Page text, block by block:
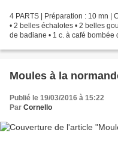
4 PARTS | Préparation : 10 mn |
• 2 belles échalotes • 2 belles
de badiane • 1 c. à café
Moules à la
Publié le 19/03/2016 à 15:22
Par Cornello